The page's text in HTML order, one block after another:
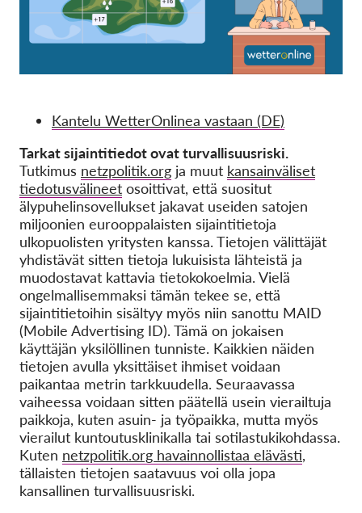
Kantelu WetterOnlinea vastaan (DE)
Tarkat sijaintitiedot ovat turvallisuusriski.
Tutkimus netzpolitik.org ja muut kansainväliset
tiedotusvälineet osoittivat, että suositut
älypuhelinsovellukset jakavat useiden satojen
miljoonien eurooppalaisten sijaintitietoja
ulkopuolisten yritysten kanssa. Tietojen välittäjät
yhdistävät sitten tietoja lukuisista lähteistä ja
muodostavat kattavia tietokokoelmia. Vielä
ongelmallisemmaksi tämän tekee se, että
sijaintitietoihin sisältyy myös niin sanottu MAID
(Mobile Advertising ID). Tämä on jokaisen
käyttäjän yksilöllinen tunniste. Kaikkien näiden
tietojen avulla yksittäiset ihmiset voidaan
paikantaa metrin tarkkuudella. Seuraavassa
vaiheessa voidaan sitten päätellä usein vierailtuja
paikkoja, kuten asuin- ja työpaikka, mutta myös
vierailut kuntoutusklinikalla tai sotilastukikohdassa.
Kuten netzpolitik.org havainnollistaa elävästi,
tällaisten tietojen saatavuus voi olla jopa
kansallinen turvallisuusriski.